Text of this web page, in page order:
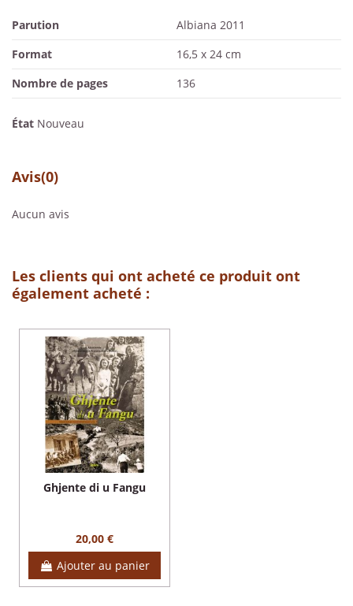
Parution
Albiana 2011
Format
16,5 x 24 cm
Nombre de pages
136
État Nouveau
Avis(0)
Aucun avis
Les clients qui ont acheté ce produit ont
également acheté :
Ghjente di u Fangu
20,00 €
Ajouter au panier